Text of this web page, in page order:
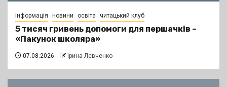
інформація новини освіта читацький клуб
5 тисяч гривень допомоги для першачків –
«Пакунок школяра»
07.08.2026 Ірина Левченко